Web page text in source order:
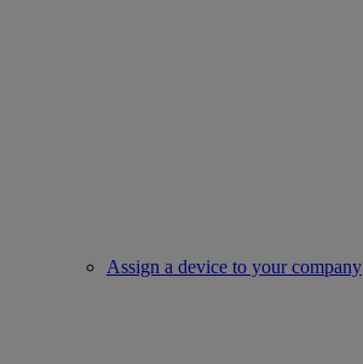
Assign a device to your company